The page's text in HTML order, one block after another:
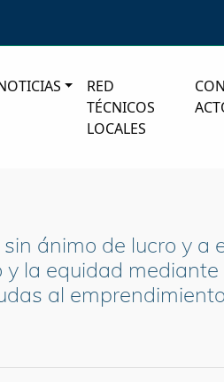
RED
TÉCNICOS
LOCALES
ánimo de lucro y
la equidad
al